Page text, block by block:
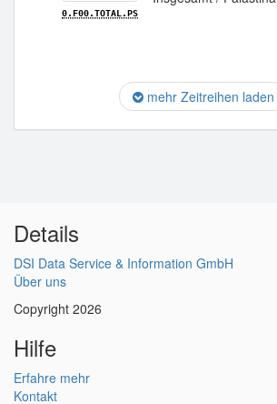
0.F00.TOTAL.PS
mehr Zeitreihen laden
Details
DSI Data Service & Information GmbH
Über uns
Copyright 2026
Hilfe
Erfahre mehr
Kontakt